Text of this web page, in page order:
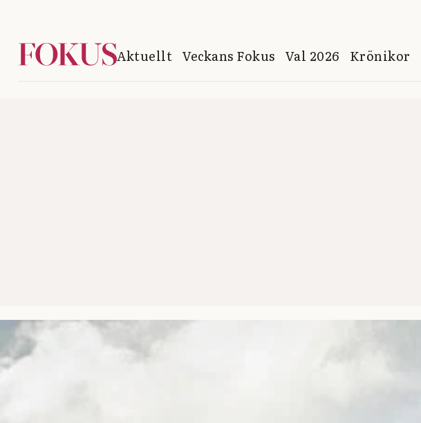
Aktuellt Veckans Fokus Val 2026 Krönikor